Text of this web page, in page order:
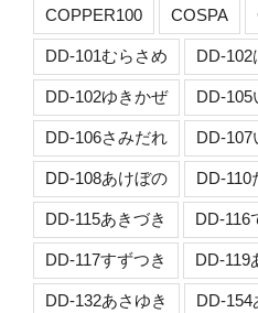
COPPER100 COSPA
DD-101むらさめ DD-102
DD-102ゆきかぜ DD-105
DD-106さみだれ DD-107
DD-108あけぼの DD-110
DD-115あきづき DD-116
DD-117すずつき DD-119
DD-132あさゆき DD-154